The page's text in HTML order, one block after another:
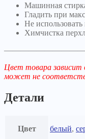
Машинная
Гладить при
Не
Химчистка
Цвет товара зависит
может не
Детали
Цвет белый,